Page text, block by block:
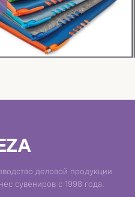
деловой продукции
сувениров с 1998 года.